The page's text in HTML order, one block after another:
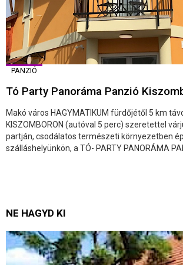
PANZIÓ
Tó Party Panoráma Panzió
Makó város HAGYMATIKUM fürdőjétől 5 km
KISZOMBORON (autóval 5 perc) szeretettel
partján, csodálatos természeti környezetben
szálláshelyünkön, a TÓ- PARTY PANORÁMA
NE HAGYD KI